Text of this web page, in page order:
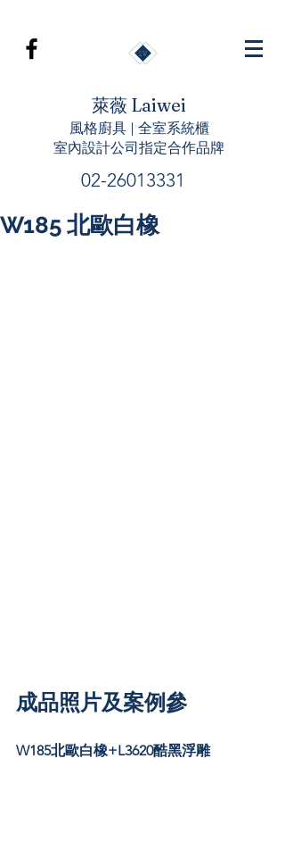
萊薇 Laiwei
風格廚具 | 全室系統櫃
室內設計公司指定合作品牌
02-26013331
W185 北歐白橡
成品照片及案例參
W185北歐白橡+L3620酷黑浮雕